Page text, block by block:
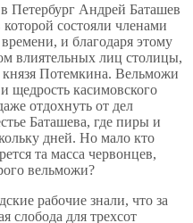
Петербург Андрей Баташев
состояли членами
и благодаря этому
влиятельных лиц столицы,
Потемкина. Вельможи
щедрость касимовского
отдохнуть от дел
Баташева, где пиры и
дней. Но мало кто
та масса червонцев,
вельможи?
рабочие знали, что за
слобода для трехсот